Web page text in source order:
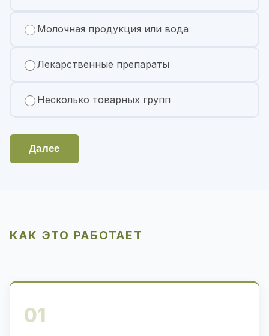
Молочная продукция или вода
Лекарственные препараты
Несколько товарных групп
Далее
КАК ЭТО РАБОТАЕТ
01